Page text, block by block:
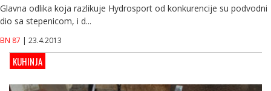
Glavna odlika koja razlikuje Hydrosport od konkurencije su podvodni
dio sa stepenicom, i d...
BN 87 | 23.4.2013
KUHINJA